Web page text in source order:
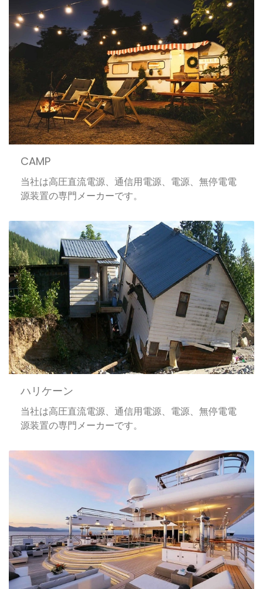
CAMP
当社は高圧直流電源、通信用電源、電源、無停電電
源装置の専門メーカーです。
ハリケーン
当社は高圧直流電源、通信用電源、電源、無停電電
源装置の専門メーカーです。